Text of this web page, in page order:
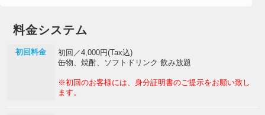
料金システム
初回料金
初回／4,000円(Tax込)
缶物、焼酎、ソフトドリンク 飲み放題
※初回のお客様には、身分証明書のご提示をお願い致し
ます。